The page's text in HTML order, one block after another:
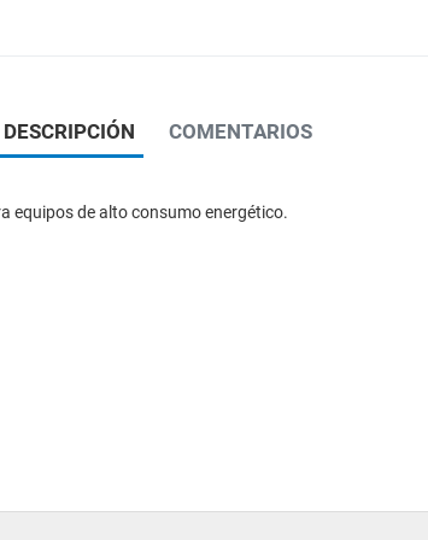
DESCRIPCIÓN COMENTARIOS
equipos de alto consumo energético.